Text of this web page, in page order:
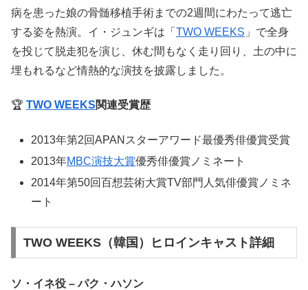
病を患った娘の骨髄移植手術までの2週間にわたって逃亡
する姿を熱演。イ・ジュンギは「 TWO WEEKS 」で全身
を投じて脱走犯を演じ、休む間もなく走り回り、土の中に
埋もれるなど情熱的な演技を披露しました。
🏆 TWO WEEKS関連受賞歴
2013年第2回APANスターアワード最優秀俳優賞受賞
2013年MBC演技大賞優秀俳優賞ノミネート
2014年第50回百想芸術大賞TV部門人気俳優賞ノミネ
ート
TWO WEEKS（韓国）ヒロインキャスト詳細
ソ・イネ役 – パク・ハソン